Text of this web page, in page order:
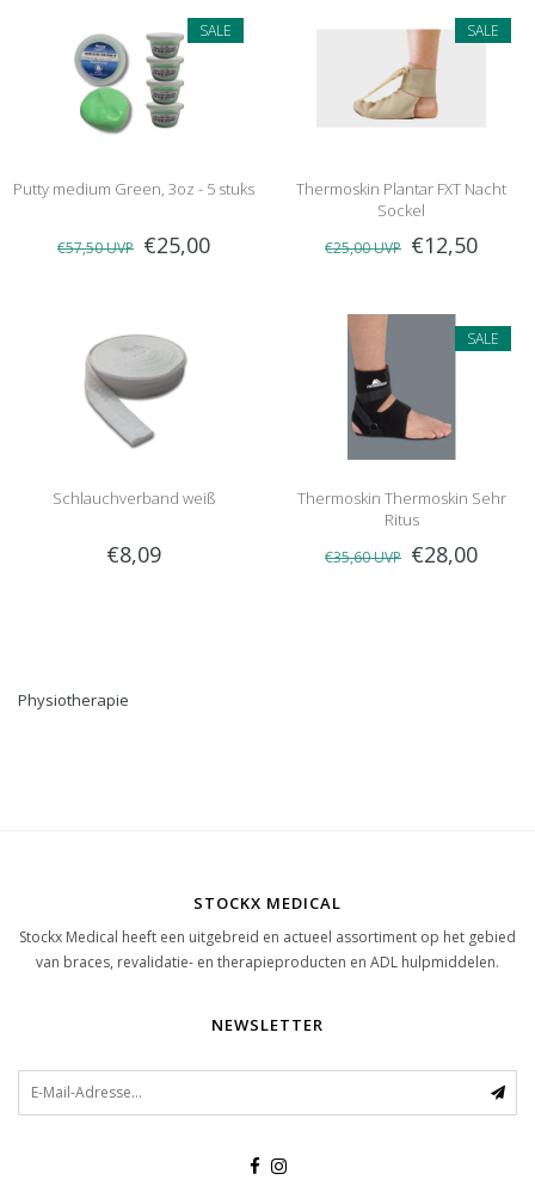
SALE
Putty medium Green, 3oz - 5 stuks
€57,50UVP €25,00
SALE
Thermoskin Plantar FXT Nacht
Sockel
€25,00UVP €12,50
Schlauchverband weiß
€8,09
SALE
Thermoskin Thermoskin Sehr
Ritus
€35,60UVP €28,00
Physiotherapie
STOCKX MEDICAL
Stockx Medical heeft een uitgebreid en actueel assortiment op het gebied
van braces, revalidatie- en therapieproducten en ADL hulpmiddelen.
NEWSLETTER